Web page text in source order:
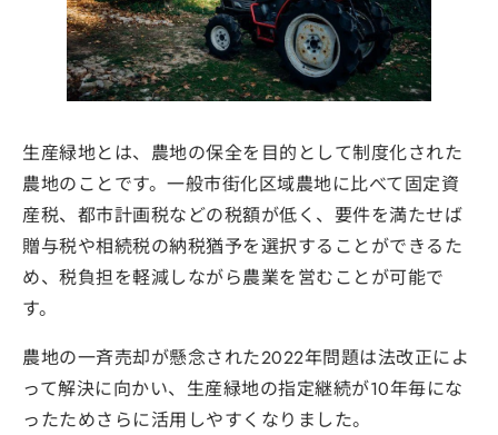
生産緑地とは、農地の保全を目的として制度化された
農地のことです。一般市街化区域農地に比べて固定資
産税、都市計画税などの税額が低く、要件を満たせば
贈与税や相続税の納税猶予を選択することができるた
め、税負担を軽減しながら農業を営むことが可能で
す。
農地の一斉売却が懸念された2022年問題は法改正によ
って解決に向かい、生産緑地の指定継続が10年毎にな
ったためさらに活用しやすくなりました。